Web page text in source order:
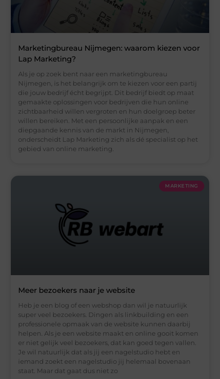
Marketingbureau Nijmegen: waarom kiezen voor
Lap Marketing?
Als je op zoek bent naar een marketingbureau
Nijmegen, is het belangrijk om te kiezen voor een partij
die jouw bedrijf écht begrijpt. Dit bedrijf biedt op maat
gemaakte oplossingen voor bedrijven die hun online
zichtbaarheid willen vergroten en hun doelgroep beter
willen bereiken. Met een persoonlijke aanpak en een
diepgaande kennis van de markt in Nijmegen,
onderscheidt Lap Marketing zich als dé specialist op het
gebied van online marketing.
MARKETING
Meer bezoekers naar je website
Heb je een blog of een webshop dan wil je natuurlijk
super veel bezoekers. Dingen als linkbuilding en een
professionele opmaak van de website kunnen daarbij
helpen. Als je een website maakt en online gooit komen
er niet gelijk veel bezoekers, dat kan goed tegen vallen.
Je wil natuurlijk dat als jij een nagelstudio hebt en
iemand zoekt een nagelstudio jij helemaal bovenaan
staat. Maar dat gaat dus niet zo